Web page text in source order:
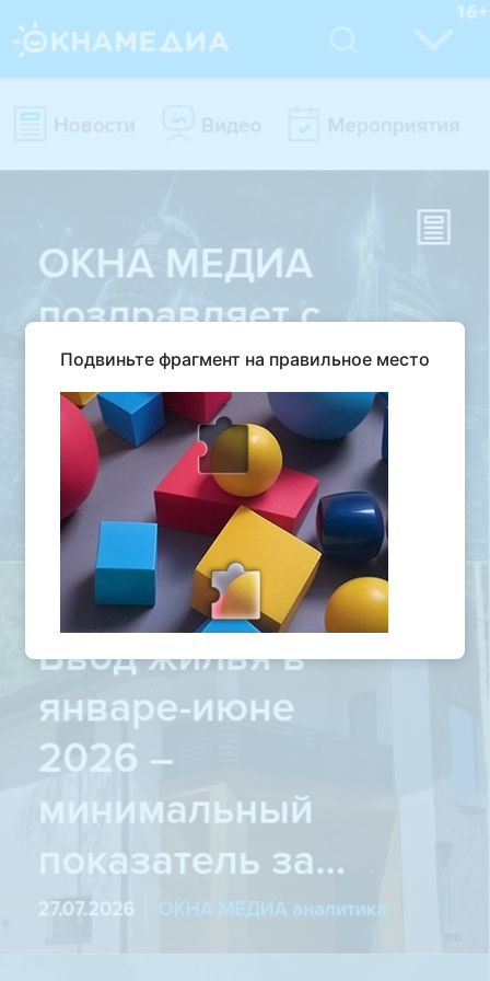
Подвиньте фрагмент на правильное место